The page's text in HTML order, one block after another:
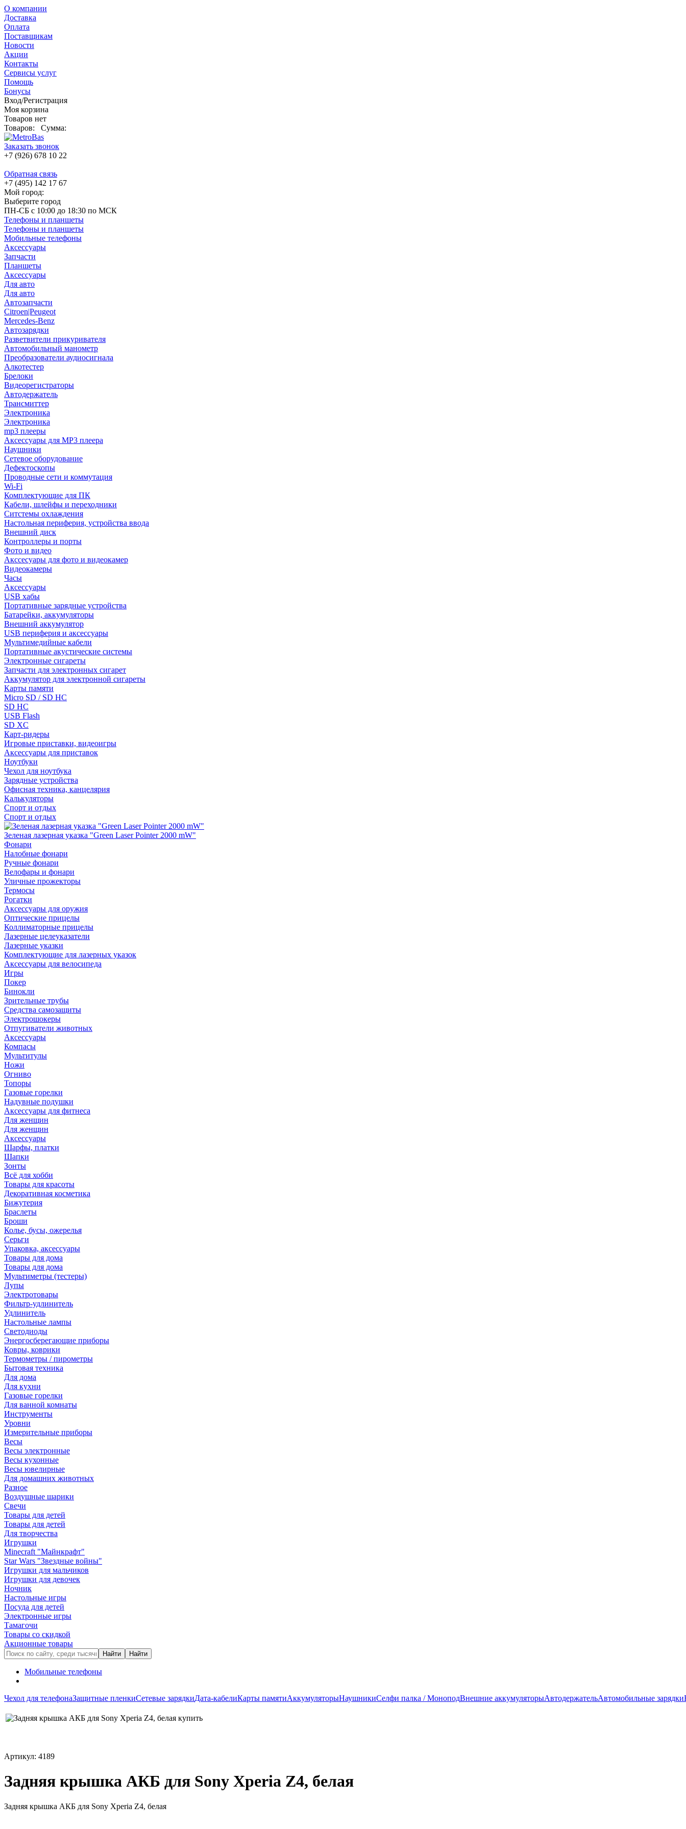
О компании
Доставка
Оплата
Поставщикам
Новости
Акции
Контакты
Сервисы услуг
Помощь
Бонусы
Вход/Регистрация
Моя корзина
Товаров нет
Товаров:
Сумма:
Заказать звонок
+7 (926) 678 10 22
Обратная связь
+7 (495) 142 17 67
Мой город:
Выберите город
ПН-СБ с 10:00 до 18:30 по МСК
Телефоны и планшеты
Телефоны и планшеты
Мобильные телефоны
Аксессуары
Запчасти
Планшеты
Аксессуары
Для авто
Для авто
Автозапчасти
Citroen|Peugeot
Mercedes-Benz
Автозарядки
Разветвители прикуривателя
Автомобильный манометр
Преобразователи аудиосигнала
Алкотестер
Брелоки
Видеорегистраторы
Автодержатель
Трансмиттер
Электроника
Электроника
mp3 плееры
Аксессуары для MP3 плеера
Наушники
Сетевое оборудование
Дефектоскопы
Проводные сети и коммутация
Wi-Fi
Комплектующие для ПК
Кабели, шлейфы и переходники
Ситстемы охлаждения
Настольная периферия, устройства ввода
Внешний диск
Контроллеры и порты
Фото и видео
Акссесуары для фото и видеокамер
Видеокамеры
Часы
Аксессуары
USB хабы
Портативные зарядные устройства
Батарейки, аккумуляторы
Внешний аккумулятор
USB периферия и аксессуары
Мультимедийные кабели
Портативные акустические системы
Электронные сигареты
Запчасти для электронных сигарет
Аккумулятор для электронной сигареты
Карты памяти
Micro SD / SD HC
SD HC
USB Flash
SD XC
Карт-ридеры
Игровые приставки, видеоигры
Аксессуары для приставок
Ноутбуки
Чехол для ноутбука
Зарядные устройства
Офисная техника, канцелярия
Калькуляторы
Спорт и отдых
Спорт и отдых
Зеленая лазерная указка "Green Laser Pointer 2000 mW"
Фонари
Налобные фонари
Ручные фонари
Велофары и фонари
Уличные прожекторы
Термосы
Рогатки
Аксессуары для оружия
Оптические прицелы
Коллиматорные прицелы
Лазерные целеуказатели
Лазерные указки
Комплектующие для лазерных указок
Аксессуары для велосипеда
Игры
Покер
Бинокли
Зрительные трубы
Средства самозащиты
Электрошокеры
Отпугиватели животных
Аксессуары
Компасы
Мультитулы
Ножи
Огниво
Топоры
Газовые горелки
Надувные подушки
Аксессуары для фитнеса
Для женщин
Для женщин
Аксессуары
Шарфы, платки
Шапки
Зонты
Всё для хобби
Товары для красоты
Декоративная косметика
Бижутерия
Браслеты
Броши
Колье, бусы, ожерелья
Серьги
Упаковка, аксессуары
Товары для дома
Товары для дома
Мультиметры (тестеры)
Лупы
Электротовары
Фильтр-удлинитель
Удлинитель
Настольные лампы
Светодиоды
Энергосберегающие приборы
Ковры, коврики
Термометры / пирометры
Бытовая техника
Для дома
Для кухни
Газовые горелки
Для ванной комнаты
Инструменты
Уровни
Измерительные приборы
Весы
Весы электронные
Весы кухонные
Весы ювелирные
Для домашних животных
Разное
Воздушные шарики
Свечи
Товары для детей
Товары для детей
Для творчества
Игрушки
Minecraft "Майнкрафт"
Star Wars "Звездные войны"
Игрушки для мальчиков
Игрушки для девочек
Ночник
Настольные игры
Посуда для детей
Электронные игры
Тамагочи
Товары со скидкой
Акционные товары
Мобильные телефоны
Чехол для телефонаЗащитные пленкиСетевые зарядкиДата-кабелиКарты памятиАккумуляторыНаушникиСелфи палка / МоноподВнешние аккумуляторыАвтодержательАвтомобильные зарядки
Артикул: 4189
Задняя крышка АКБ для Sony Xperia Z4, белая
Задняя крышка АКБ для Sony Xperia Z4, белая